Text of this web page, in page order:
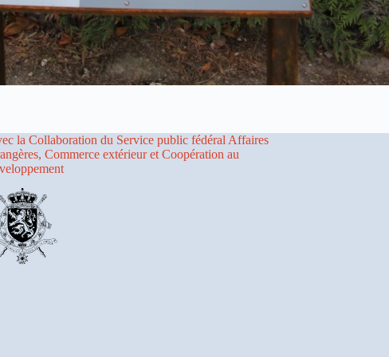
la Collaboration du Service public fédéral Affaires
Commerce extérieur et Coopération au